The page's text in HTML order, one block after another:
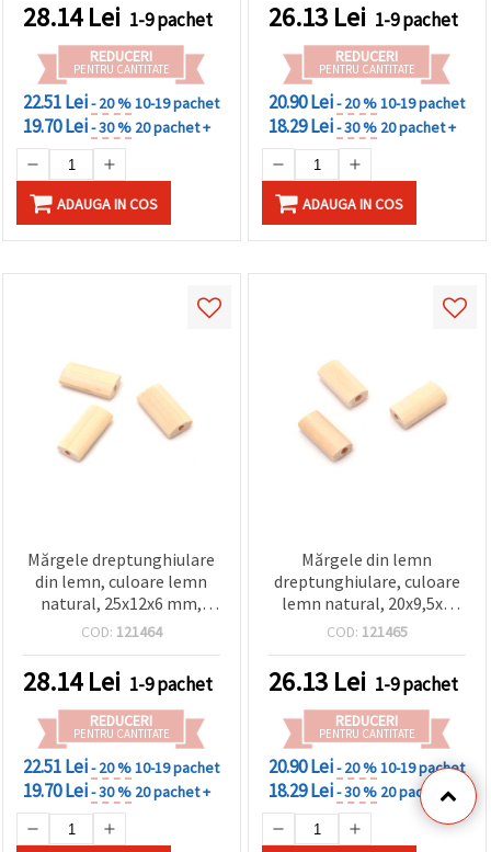
28.14Lei 1-9 pachet
REDUCERI
PENTRU CANTITATE
22.51 Lei- 20 %10-19 pachet
19.70 Lei- 30 % 20 pachet +
ADAUGA IN COS
handmade, decorațiuni
rustice și proiecte DIY,
hobby și artizanat
26.13 Lei 1-9 pachet
REDUCERI
PENTRU CANTITATE
20.90 Lei- 20 %10-19 pachet
18.29 Lei- 30 % 20 pachet +
ADAUGA IN COS
Mărgele dreptunghiulare
din lemn, culoare lemn
natural, 25x12x6 mm,
gaură: 2,5–3 mm – Set 10
COD: 121464
28.14Lei 1-9 pachet
REDUCERI
PENTRU CANTITATE
22.51 Lei- 20 %10-19 pachet
19.70 Lei- 30 % 20 pachet +
Mărgele din lemn
dreptunghiulare, culoare
lemn natural, 20x9,5x6
mm, orificiu 2,5–3 mm,
COD: 121465
26.13 Lei 1-9 pachet
REDUCERI
PENTRU CANTITATE
20.90 Lei- 20 %10-19 pachet
18.29 Lei- 30 % 20 pachet +